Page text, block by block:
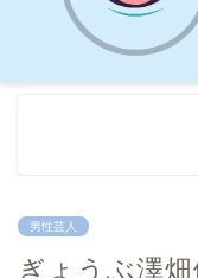
男性芸人
ぎょうぶ澤